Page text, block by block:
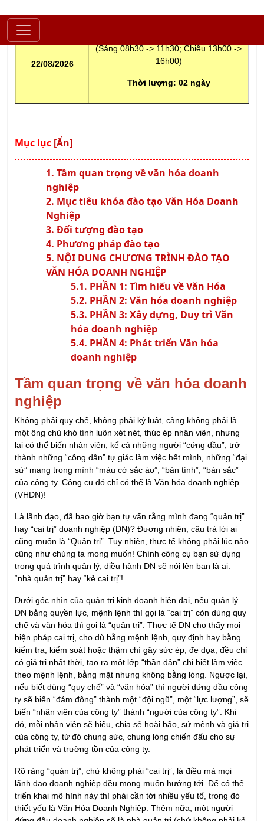
Thời lượng:02 ngày
Mục lục[Ẩn]
Tầm quan trọng về văn hóa doanh
nghiệp
Nghiệp
Đối tượng đào tạo
Phương pháp đào tạo
NỘI DUNG CHƯƠNG TRÌNH ĐÀO TẠO
VĂN HÓA DOANH NGHIỆP
PHẦN 1: Tìm hiểu về Văn Hóa
PHẦN 2: Văn hóa doanh nghiệp
PHẦN 3: Xây dựng, Duy trì Văn
hóa doanh nghiệp
PHẦN 4: Phát triển Văn hóa
doanh nghiệp
Tầm quan trọng về văn hóa doanh
nghiệp
Không phải quy chế, không phải kỷ luật, càng không phải là
một ông chủ khó tính luôn xét nét, thúc ép nhân viên, nhưng
lại có thể biến nhân viên, kể cả những người “cứng đầu”, trở
thành những “công dân” tự giác làm việc hết mình, những “đại
sứ” mang trong mình “màu cờ sắc áo”, “bản tính”, “bản sắc”
của công ty. Công cụ đó chỉ có thể là Văn hóa doanh nghiệp
(VHDN)!
Là lãnh đạo, đã bao giờ bạn tự vấn rằng mình đang “quản trị”
hay “cai trị” doanh nghiệp (DN)? Đương nhiên, câu trả lời ai
cũng như chúng ta mong muốn! Chính công cụ bạn sử dụng
trong quá trình quản lý, điều hành DN sẽ nói lên bạn là ai:
“nhà quản trị” hay “kẻ cai trị”!
Dưới góc nhìn của quản trị kinh doanh hiện đại, nếu quản lý
DN bằng quyền lực, mệnh lệnh thì gọi là “cai trị” còn dùng quy
biện pháp cai trị, cho dù bằng mệnh lệnh, quy định hay bằng
kiểm tra, kiểm soát hoặc thậm chí gây sức ép, đe dọa, đều chỉ
có giá trị nhất thời, tạo ra một lớp “thần dân” chỉ biết làm việc
theo mệnh lệnh, bằng mặt nhưng không bằng lòng. Ngược lại,
nếu biết dùng “quy chế” và “văn hóa” thì người đứng đầu công
ty sẽ biến “đám đông” thành một “đội ngũ”, một “lực lượng”, sẽ
biến “nhân viên của công ty” thành “người của công ty”. Khi
đó, mỗi nhân viên sẽ hiểu, chia sẻ hoài bão, sứ mệnh và giá trị
của công ty, từ đó chung sức, chung lòng chiến đấu cho sự
phát triển và trường tồn của công ty.
Rõ ràng “quản trị”, chứ không phải “cai trị”, là điều mà mọi
lãnh đạo doanh nghiệp đều mong muốn hướng tới. Để có thể
thiết yếu là Văn Hóa Doanh Nghiệp. Thêm nữa, một người
đứng đầu doanh nghiệp sẽ là nhà quản trị (chứ không phải kẻ
cai trị), nhà lãnh đạo (chứ không chỉ là sếp) khi ông ta thấm
nhuần triết lý lãnh đạo, trong đó coi công việc của lãnh đạo là